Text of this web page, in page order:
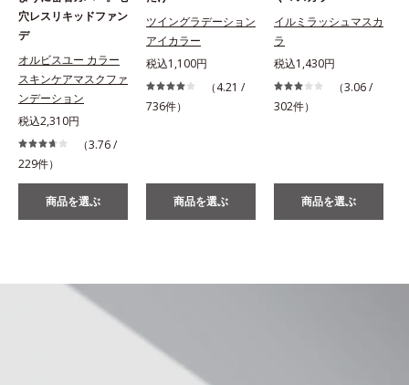
穴レスリキッドファン
デ
オルビスユー カラー
スキンケアマスクファ
ンデーション
税込2,310円
（3.76 /
229件）
商品を選ぶ
ツイングラデーション
アイカラー
税込1,100円
（4.21 /
736件）
商品を選ぶ
イルミラッシュマスカ
ラ
税込1,430円
（3.06 /
302件）
商品を選ぶ